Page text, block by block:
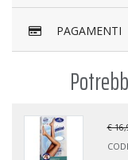
PAGAMENTI
€